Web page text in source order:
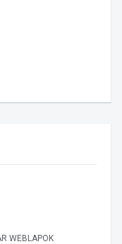
WEBLAPOK